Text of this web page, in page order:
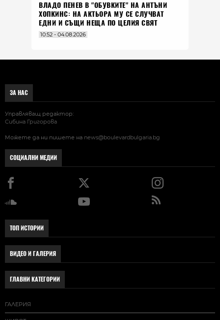
ВЛАДO ПЕНЕВ В "ОБУВКИТЕ" НА АНТЪНИ
ХОПКИНС: НА АКТЬОРА МУ СЕ СЛУЧВАТ
ЕДНИ И СЪЩИ НЕЩА ПО ЦЕЛИЯ СВЯТ
10:52 - 04.08.2026
ЗА НАС
Управляващ редактор:
Сибина Григорова
Можете да ни пишете на news@boulevardbulgaria.bg
СОЦИАЛНИ МЕДИИ
ТОП ИСТОРИИ
ВИДЕО И ГАЛЕРИЯ
ГЛАВНИ КАТЕГОРИИ
ГАЛЕРИЯ